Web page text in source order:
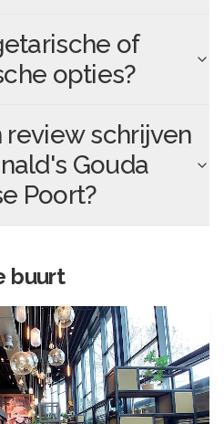
of
opties?
review schrijven
Gouda
Poort?
buurt